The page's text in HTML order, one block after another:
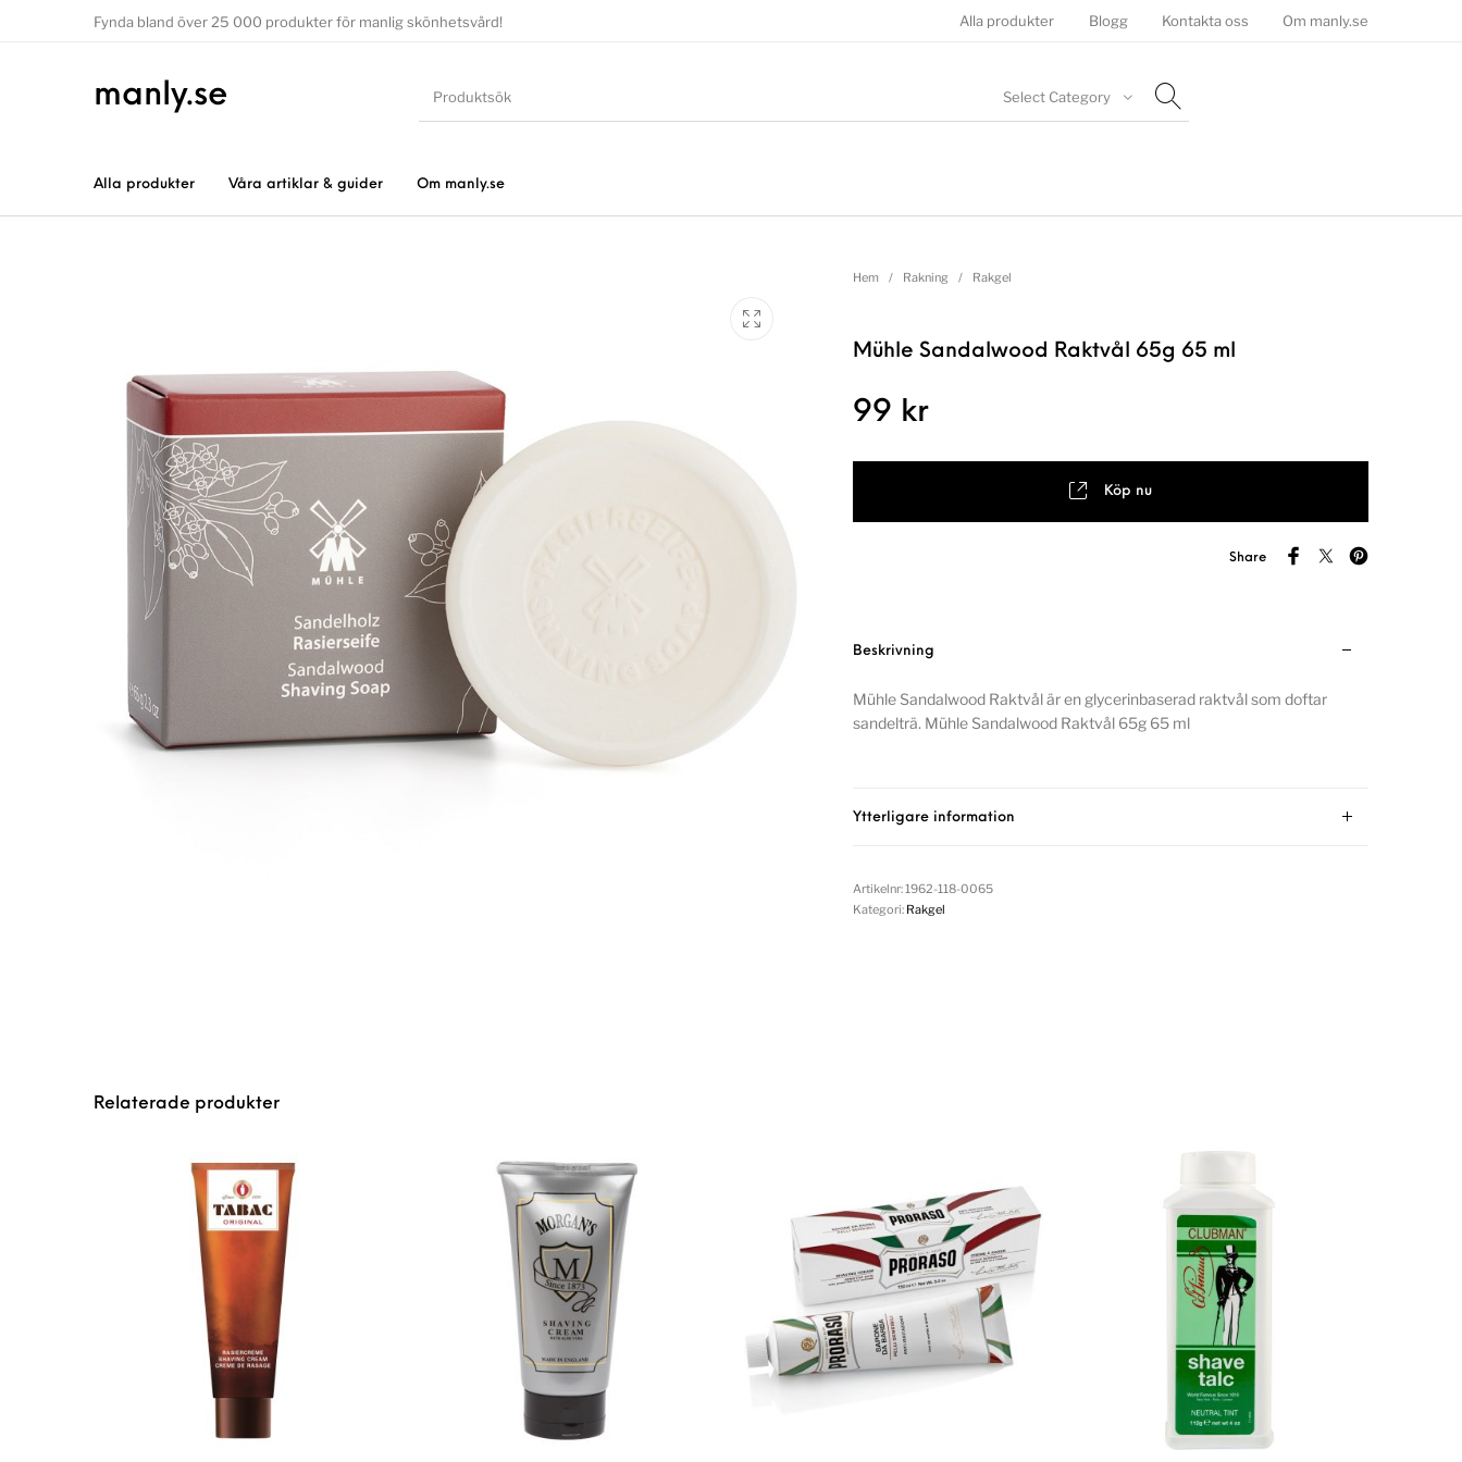
Fynda bland över 25 000 produkter för manlig skönhetsvård! Alla produkter Blogg Kontakta oss Om manly.se
manly.se Select Category
Alla produkter Våra artiklar & guider Om manly.se
Hem / Rakning / Rakgel
Mühle Sandalwood Raktvål 65g 65 ml
99 kr
Köp nu
Share
Beskrivning
Mühle Sandalwood Raktvål är en glycerinbaserad raktvål som doftar
sandelträ. Mühle Sandalwood Raktvål 65g 65 ml
Ytterligare information
Artikelnr:1962-118-0065
Kategori: Rakgel
Relaterade produkter